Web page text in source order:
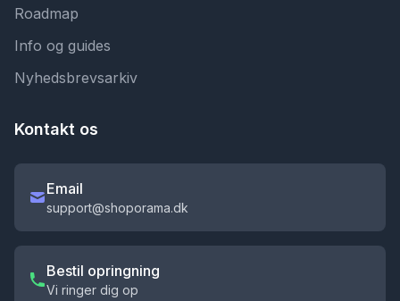
Roadmap
Info og guides
Nyhedsbrevsarkiv
Kontakt os
Email
support@shoporama.dk
Bestil opringning
Vi ringer dig op